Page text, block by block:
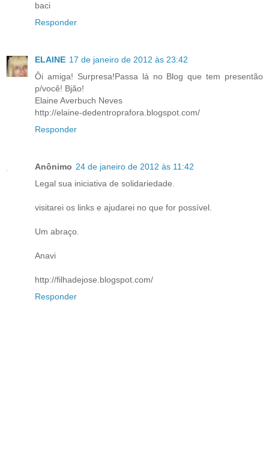
baci
Responder
ELAINE 17 de janeiro de 2012 às 23:42
Ôi amiga! Surpresa!Passa lá no Blog que tem presentão
p/você! Bjão!
Elaine Averbuch Neves
http://elaine-dedentroprafora.blogspot.com/
Responder
Anônimo 24 de janeiro de 2012 às 11:42
Legal sua iniciativa de solidariedade.
visitarei os links e ajudarei no que for possível.
Um abraço.
Anavi
http://filhadejose.blogspot.com/
Responder